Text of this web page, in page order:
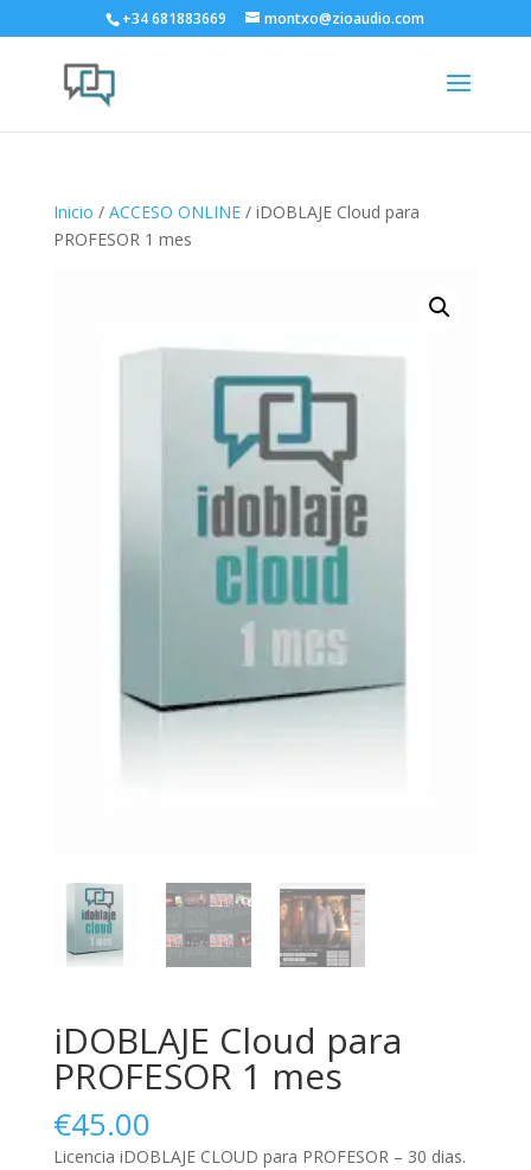
+34 681883669 montxo@zioaudio.com
Inicio / ACCESO ONLINE/ iDOBLAJE Cloud para
PROFESOR 1 mes
iDOBLAJE Cloud para
PROFESOR 1 mes
€45.00
Licencia iDOBLAJE CLOUD para PROFESOR – 30 dias.